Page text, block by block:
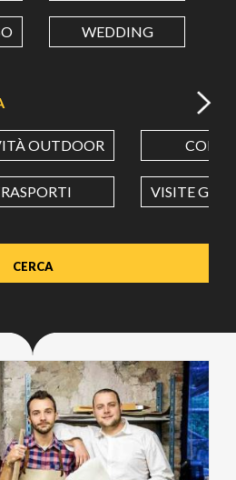
Use dot (.) as decimal separator.
WEDDING
OUTDOOR CORSI
VISITE